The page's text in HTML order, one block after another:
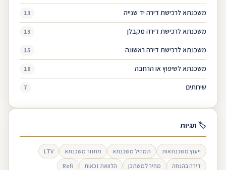
משכנתא לרכישת דירה יד שנייה 13
משכנתא לרכישת דירה מקבלן 13
משכנתא לרכישת דירה ראשונה 15
משכנתא לשיפוץ או הרחבה 10
שירותים 7
🏷 תגיות
ייעוץ משכנתאות תמהיל משכנתא מחזור משכנתא
LTV
דירה בהנחה
מחיר למשתכן הלוואת זכאות
Refi